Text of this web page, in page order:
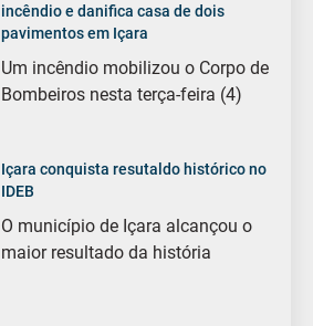
incêndio e danifica casa de dois
pavimentos em Içara
Um incêndio mobilizou o Corpo de
Bombeiros nesta terça-feira (4)
Içara conquista resutaldo histórico no
IDEB
O município de Içara alcançou o
maior resultado da história